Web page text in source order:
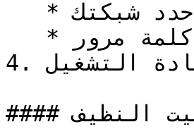
4. انتظر التنشيط وإعادة التشغيل
#### الخطوة 3: إعداد التثبيت النظيف